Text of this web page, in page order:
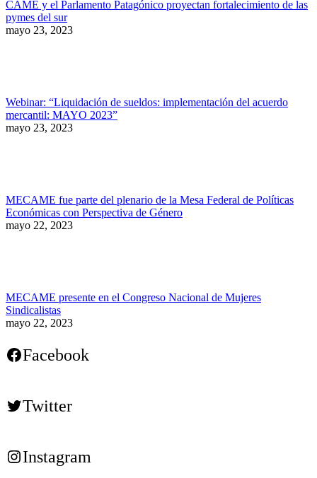
CAME y el Parlamento Patagónico proyectan fortalecimiento de las
pymes del sur
mayo 23, 2023
Webinar: “Liquidación de sueldos: implementación del acuerdo
mercantil: MAYO 2023”
mayo 23, 2023
MECAME fue parte del plenario de la Mesa Federal de Políticas
Económicas con Perspectiva de Género
mayo 22, 2023
MECAME presente en el Congreso Nacional de Mujeres
Sindicalistas
mayo 22, 2023
Facebook
Twitter
Instagram